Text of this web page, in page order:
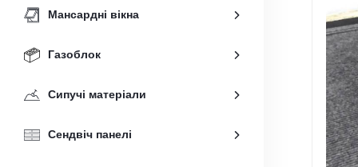
Мансардні вікна
Газоблок
Сипучі матеріали
Сендвіч панелі